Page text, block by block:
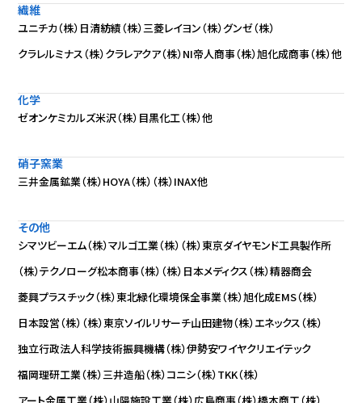
繊維
ユニチカ（株） 日清紡績（株）三菱レイヨン（株）グンゼ（株）
クラレルミナス（株）クラレアクア（株）NI帝人商事（株）旭化成商事（株）他
化学
ゼオンケミカルズ米沢（株） 目黒化工（株）他
硝子窯業
三井金属鉱業（株）HOYA（株） （株）INAX他
その他
シマツビーエム（株）マルゴ工業（株） （株）東京ダイヤモンド工具製作所
（株）テクノローグ松本商事（株） （株）日本メディクス（株）精器商会
菱興プラスチック（株）東北緑化環境保全事業（株）旭化成EMS（株）
日本設営（株） （株）東京ソイルリサーチ山田建物（株）エネックス（株）
独立行政法人科学技術振興機構（株）伊勢安ワイヤクリエイテック
福岡理研工業（株）三井造船（株）コニシ（株）TKK（株）
アート金属工業（株）山陽施設工業（株）広島商事（株）橋本商工（株）